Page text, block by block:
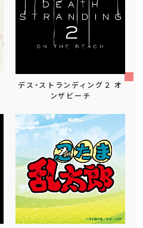
デス・ストランディング２ オ
ンザビーチ